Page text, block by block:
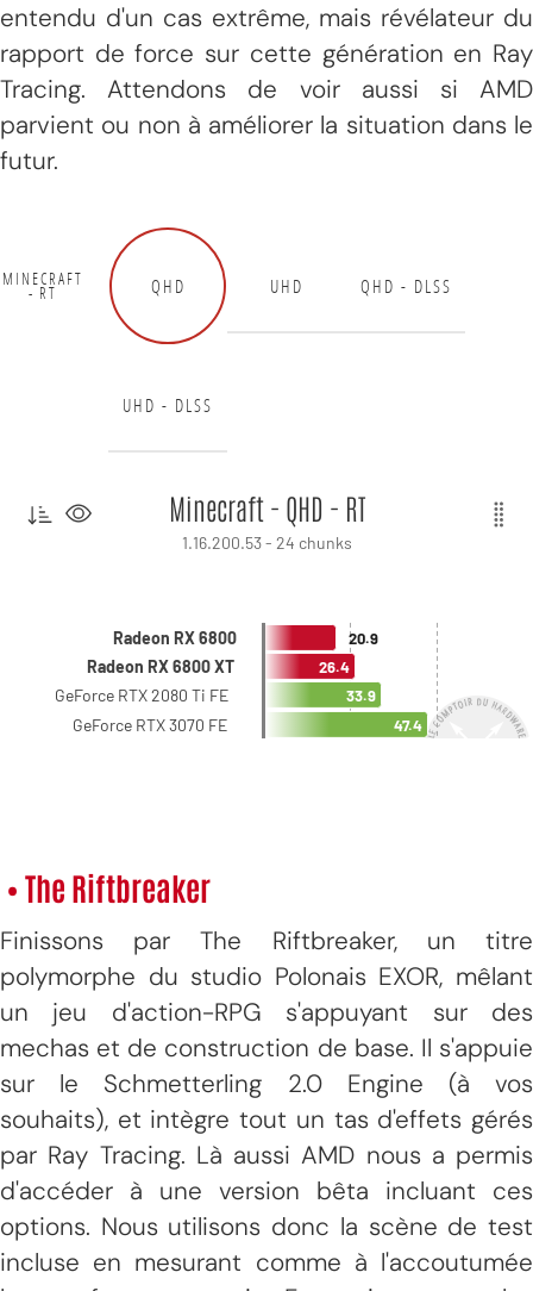
entendu d'un cas extrême, mais révélateur du
rapport de force sur cette génération en Ray
Tracing. Attendons de voir aussi si AMD
parvient ou non à améliorer la situation dans le
futur.
• The Riftbreaker
Finissons par The Riftbreaker, un titre
polymorphe du studio Polonais EXOR, mêlant
un jeu d'action-RPG s'appuyant sur des
mechas et de construction de base. Il s'appuie
sur le Schmetterling 2.0 Engine (à vos
souhaits), et intègre tout un tas d'effets gérés
par Ray Tracing. Là aussi AMD nous a permis
d'accéder à une version bêta incluant ces
options. Nous utilisons donc la scène de test
incluse en mesurant comme à l'accoutumée